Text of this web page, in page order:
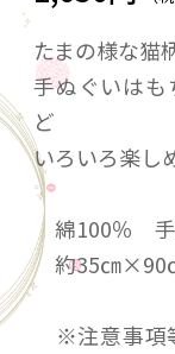
たまの様な猫
手ぬぐいはも
ど
いろいろ楽し
綿100％ 手
約35㎝×90
※注意事項